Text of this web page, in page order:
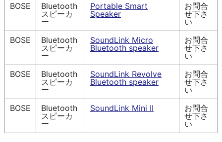
BOSE
Bluetooth
スピーカ
ー
Portable Smart
Speaker
お問合
せ下さ
い
BOSE
Bluetooth
スピーカ
ー
SoundLink Micro
Bluetooth speaker
お問合
せ下さ
い
BOSE
Bluetooth
スピーカ
ー
SoundLink Revolve
Bluetooth speaker
お問合
せ下さ
い
BOSE
Bluetooth
スピーカ
ー
SoundLink Mini II
お問合
せ下さ
い